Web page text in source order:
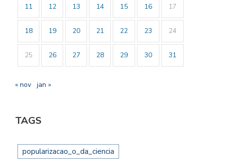
11 12 13 14 15 16 17
18 19 20 21 22 23 24
25 26 27 28 29 30 31
« nov jan »
TAGS
popularizacao_o_da_ciencia